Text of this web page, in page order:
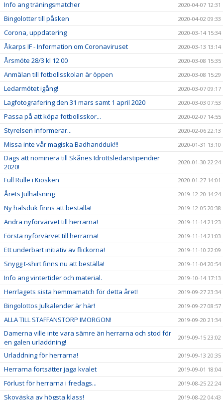
Info ang träningsmatcher 2020-04-07 12:31
Bingolotter till påsken 2020-04-02 09:33
Corona, uppdatering 2020-03-14 15:34
Åkarps IF - Information om Coronaviruset 2020-03-13 13:14
Årsmöte 28/3 kl 12.00 2020-03-08 15:35
Anmälan till fotbollsskolan är öppen 2020-03-08 15:29
Ledarmötet igång! 2020-03-07 09:17
Lagfotografering den 31 mars samt 1 april 2020 2020-03-03 07:53
Passa på att köpa fotbollsskor... 2020-02-07 14:55
Styrelsen informerar... 2020-02-06 22:13
Missa inte vår magiska Badhandduk!!! 2020-01-31 13:10
Dags att nominera till Skånes Idrottsledarstipendier
2020!
2020-01-30 22:24
Full Rulle i Kiosken 2020-01-27 14:01
Årets Julhälsning 2019-12-20 14:24
Ny halsduk finns att beställa! 2019-12-05 20:38
Andra nyförvärvet till herrarna! 2019-11-14 21:23
Första nyförvärvet till herrarna! 2019-11-14 21:03
Ett underbart initiativ av flickorna! 2019-11-10 22:09
Snygg t-shirt finns nu att beställa! 2019-11-04 20:54
Info ang vintertider och material. 2019-10-14 17:13
Herrlagets sista hemmamatch för detta året! 2019-09-27 23:34
Bingolottos Julkalender är här! 2019-09-27 08:57
ALLA TILL STAFFANSTORP IMORGON! 2019-09-20 21:34
Damerna ville inte vara sämre än herrarna och stod för
en galen urladdning!
2019-09-15 23:02
Urladdning för herrarna! 2019-09-13 20:35
Herrarna fortsätter jaga kvalet 2019-09-01 18:04
Förlust för herrarna i fredags... 2019-08-25 22:24
Skoväska av högsta klass! 2019-08-22 04:43